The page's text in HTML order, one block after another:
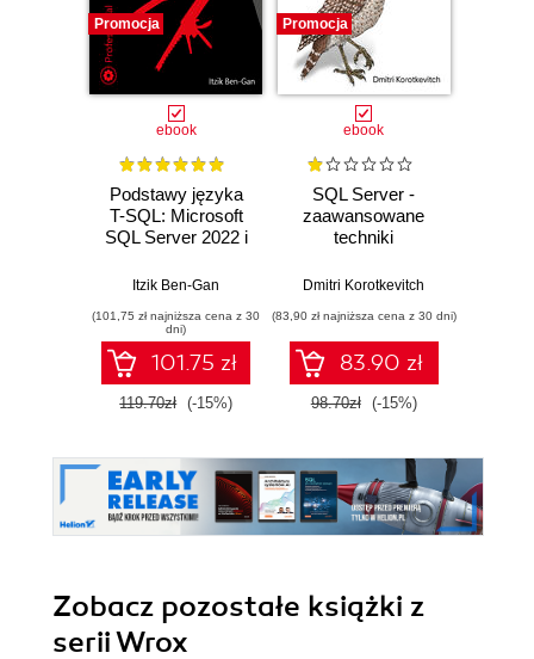
Promocja
ebook
Podstawy języka
T-SQL: Microsoft
SQL Server 2022 i
Database
Itzik Ben-Gan
(101,75 zł najniższa cena z 30
dni)
101.75 zł
119.70zł (-15%)
Promocja
ebook
SQL Server -
zaawansowane
techniki
problemów i
wydajności
Dmitri Korotkevitch
(83,90 zł najniższa cena z 30 dni)
83.90 zł
98.70zł (-15%)
Zobacz pozostałe książki z
serii Wrox